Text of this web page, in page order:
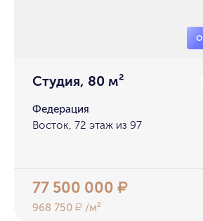
Студия, 80 м²
Федерация
Восток, 72 этаж из 97
77 500 000₽
968 750₽ /м²